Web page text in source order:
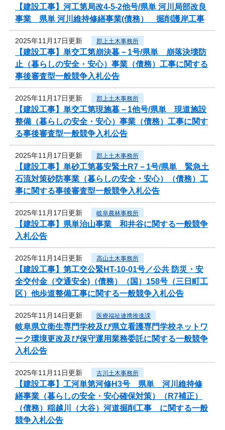
【建設工事】河工第局改4-5-2他号/県単 河川局部改良
事業 県単 河川維持修繕事業(債務） 掘削護岸工事
2025年11月17日更新 郡上土木事務所
【建設工事】単交工第崩決暮－1号/県単 崩落決壊防
止（暮らしの安全・安心）事業（債務）工事に関する
事後審査型一般競争入札公告
2025年11月17日更新 郡上土木事務所
【建設工事】単交工第現施暮－1他号/県単 現道施設
整備（暮らしの安全・安心）事業（債務）工事に関す
る事後審査型一般競争入札公告
2025年11月17日更新 郡上土木事務所
【建設工事】単砂工第暮安緊土R7－1号/県単 緊急土
石流対策砂防事業（暮らしの安全・安心）（債務）工
事に関する事後審査型一般競争入札公告
2025年11月17日更新 岐阜農林事務所
【建設工事】県単治山事業 和井谷に関する一般競争
入札公告
2025年11月14日更新 高山土木事務所
【建設工事】第工交公緊HT-10-01号／公共 防災・安
全交付金（交通安全)（債務）（国）158号（三日町工
区）他歩道整備工事に関する一般競争入札公告
2025年11月14日更新 医療福祉連携推進課
岐阜県立衛生専門学校及び県立看護専門学校ネットワ
ーク環境更改及び保守運用業務委託に関する一般競争
入札公告
2025年11月11日更新 古川土木事務所
【建設工事】工河単第河修H3号 県単 河川維持修
繕事業（暮らしの安全・安心確保対策）（R7補正）
（債務）稲越川（大谷）河道掘削工事 に関する一般
競争入札公告